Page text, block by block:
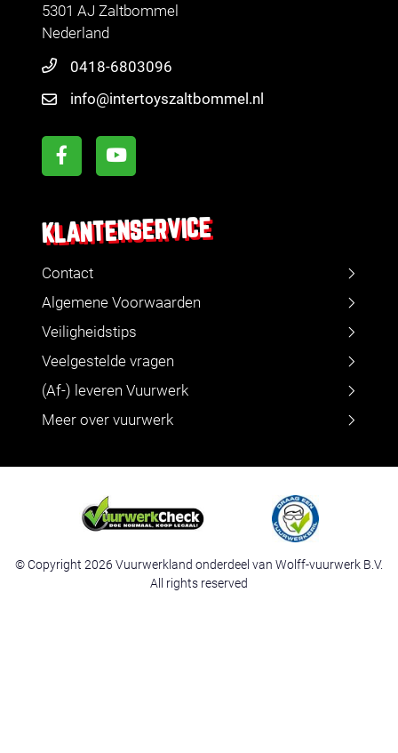
5301 AJ Zaltbommel
Nederland
0418-6803096
info@intertoyszaltbommel.nl
KLANTENSERVICE
Contact
Algemene Voorwaarden
Veiligheidstips
Veelgestelde vragen
(Af-) leveren Vuurwerk
Meer over vuurwerk
© Copyright 2026 Vuurwerkland onderdeel van Wolff-vuurwerk B.V.
All rights reserved